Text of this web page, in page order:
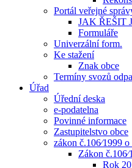
Portál veřejné
JAK ŘEŠIT
Formuláře
Univerzální form.
Ke stažení
Znak obce
Termíny svozů
Úřad
Úřední deska
e-podatelna
Povinné informace
Zastupitelstvo obce
zákon č.106⁄1999
Zákon
Rok